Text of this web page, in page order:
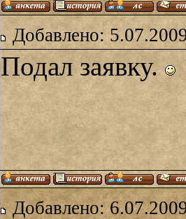
Добавлено:
Подал заявку.
Добавлено: